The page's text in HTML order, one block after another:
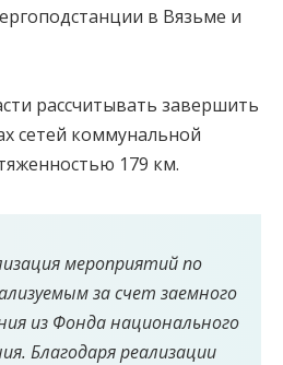
в Вязьме и
рассчитывать завершить
сетей коммунальной
179 км.
мероприятий по
за счет заемного
из Фонда национального
Благодаря реализации